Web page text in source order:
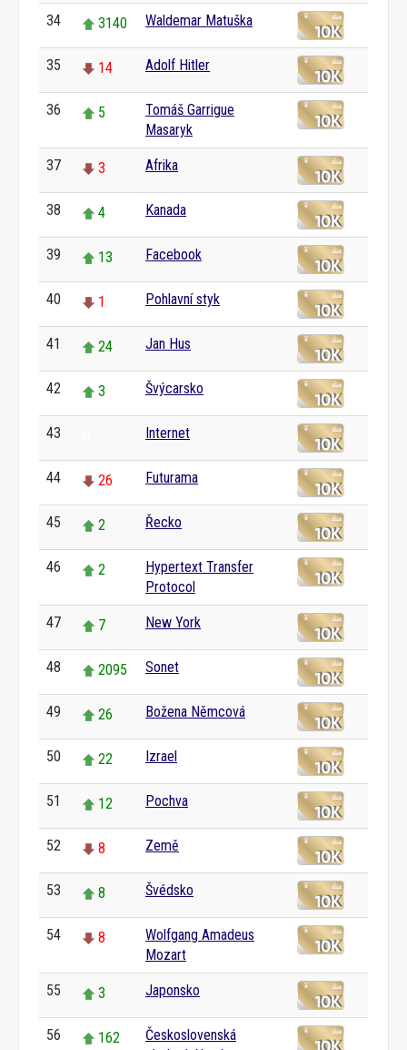
34 3140 Waldemar Matuška
35 14 Adolf Hitler
36 5
Tomáš Garrigue
Masaryk
37 3 Afrika
38 4 Kanada
39 13 Facebook
40 1 Pohlavní styk
41 24 Jan Hus
42 3 Švýcarsko
43 Internet
44 26 Futurama
45 2 Řecko
46 2
Hypertext Transfer
Protocol
47 7 New York
48 2095 Sonet
49 26 Božena Němcová
50 22 Izrael
51 12 Pochva
52 8 Země
53 8 Švédsko
54 8
Wolfgang Amadeus
Mozart
55 3 Japonsko
56 162
Československá